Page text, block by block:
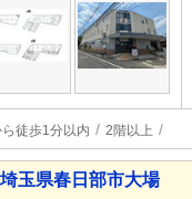
徒歩1分以内 2階以上
埼玉県春日部市大場